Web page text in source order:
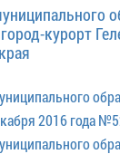
Противодействие
коррупции
Подведомственные
организации
Статистическая
и
курорт
2016 года